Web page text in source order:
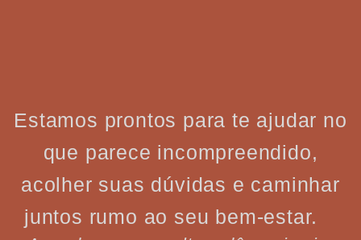
Estamos prontos para te ajudar no
que parece incompreendido,
acolher suas dúvidas e caminhar
juntos rumo ao seu bem-estar.